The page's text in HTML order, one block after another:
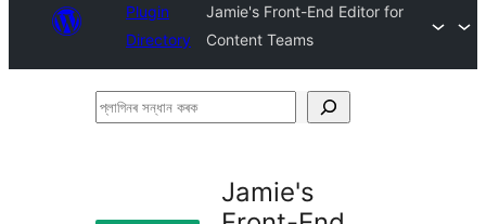
Plugin
Directory
Jamie's Front-End Editor for
Content Teams
প্লাগিনৰ
Jamie's